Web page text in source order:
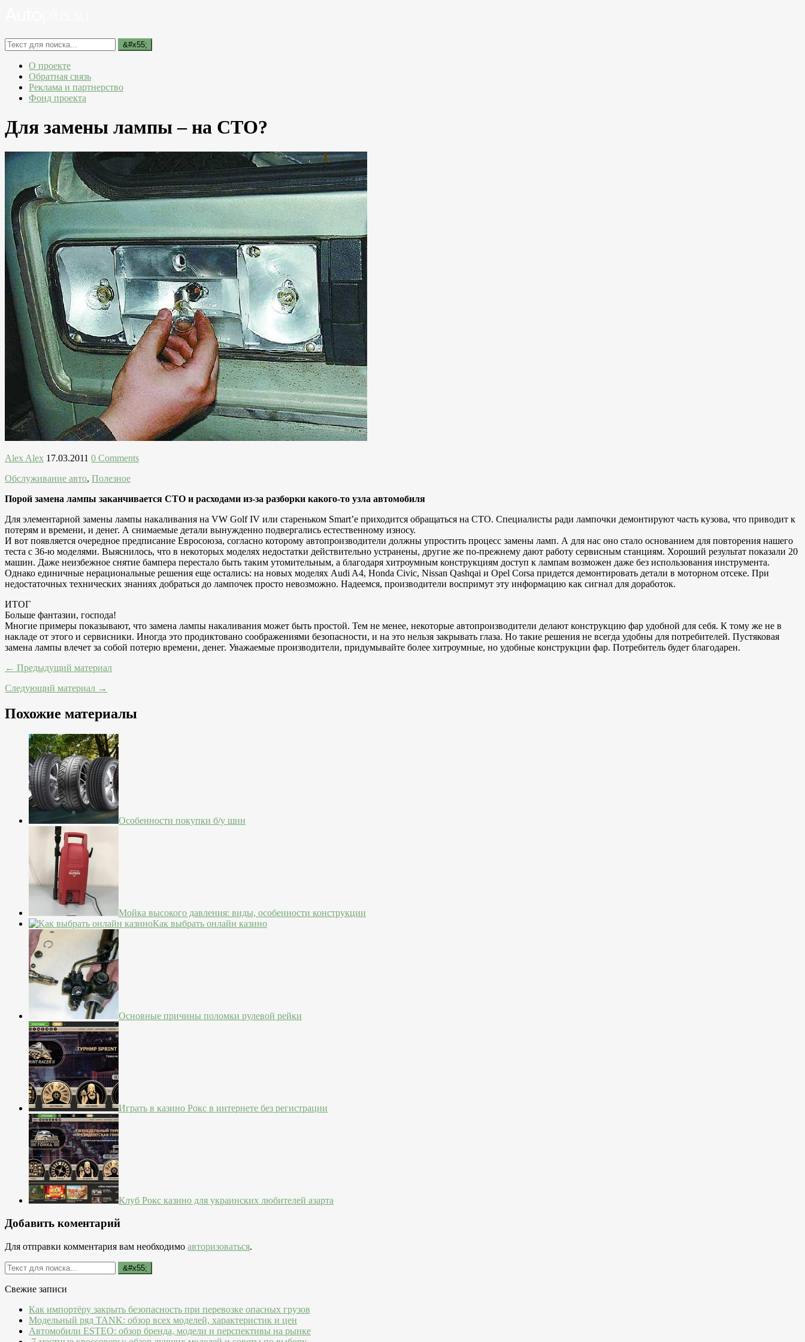
О проекте
Обратная связь
Реклама и партнерство
Фонд проекта
Для замены лампы – на СТО?
Alex Alex 17.03.2011 0 Comments
Обслуживание авто, Полезное
Порой замена лампы заканчивается СТО и расходами из-за разборки какого-то узла автомобиля
Для элементарной замены лампы накаливания на VW Golf IV или стареньком Smart’e приходится обращаться на СТО. Специалисты ради лампочки демонтируют часть кузова, что приводит к
потерям и времени, и денег. А снимаемые детали вынужденно подвергались естественному износу.
И вот появляется очередное предписание Евросоюза, согласно которому автопроизводители должны упростить процесс замены ламп. А для нас оно стало основанием для повторения нашего
теста с 36-ю моделями. Выяснилось, что в некоторых моделях недостатки действительно устранены, другие же по-прежнему дают работу сервисным станциям. Хороший результат показали 20
машин. Даже неизбежное снятие бампера перестало быть таким утомительным, а благодаря хитроумным конструкциям доступ к лампам возможен даже без использования инструмента.
Однако единичные нерациональные решения еще остались: на новых моделях Audi A4, Honda Civic, Nissan Qashqai и Opel Corsa придется демонтировать детали в моторном отсеке. При
недостаточных технических знаниях добраться до лампочек просто невозможно. Надеемся, производители воспримут эту информацию как сигнал для доработок.
ИТОГ
Больше фантазии, господа!
Многие примеры показывают, что замена лампы накаливания может быть простой. Тем не менее, некоторые автопроизводители делают конструкцию фар удобной для себя. К тому же не в
накладе от этого и сервисники. Иногда это продиктовано соображениями безопасности, и на это нельзя закрывать глаза. Но такие решения не всегда удобны для потребителей. Пустяковая
замена лампы влечет за собой потерю времени, денег. Уважаемые производители, придумывайте более хитроумные, но удобные конструкции фар. Потребитель будет благодарен.
← Предыдущий материал
Следующий материал →
Похожие материалы
Особенности покупки б/у шин
Мойка высокого давления: виды, особенности конструкции
Как выбрать онлайн казино
Основные причины поломки рулевой рейки
Играть в казино Рокс в интернете без регистрации
Клуб Рокс казино для украинских любителей азарта
Добавить коментарий
Для отправки комментария вам необходимо авторизоваться.
Свежие записи
Как импортёру закрыть безопасность при перевозке опасных грузов
Модельный ряд TANK: обзор всех моделей, характеристик и цен
Автомобили ESTEO: обзор бренда, модели и перспективы на рынке